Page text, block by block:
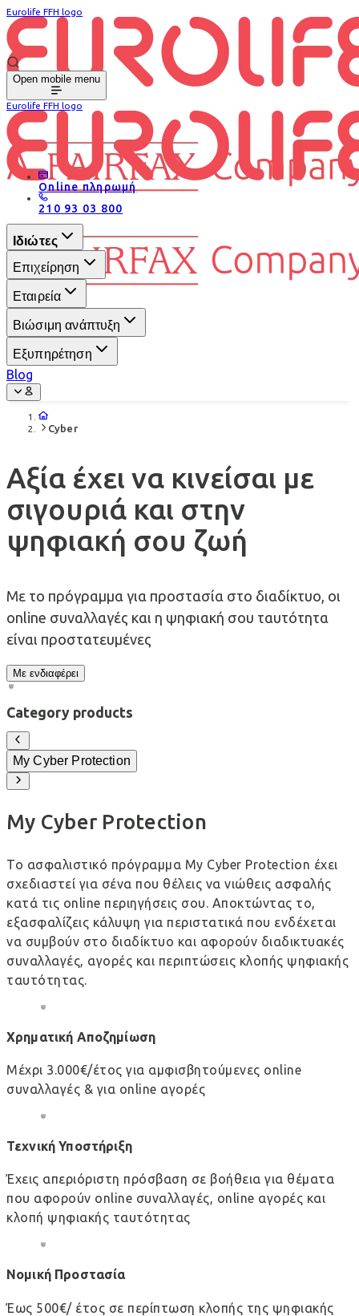
Eurolife FFH logo
Open mobile menu
Eurolife FFH logo
Online πληρωμή
210 93 03 800
Ιδιώτες
Επιχείρηση
Εταιρεία
Βιώσιμη ανάπτυξη
Εξυπηρέτηση
Blog
Cyber
Αξία έχει να κινείσαι με
σιγουριά και στην
ψηφιακή σου ζωή
Με το πρόγραμμα για προστασία στο διαδίκτυο, οι
online συναλλαγές και η ψηφιακή σου ταυτότητα
είναι προστατευμένες
Με ενδιαφέρει
Category products
My Cyber Protection
My Cyber Protection
Το ασφαλιστικό πρόγραμμα My Cyber Protection έχει
σχεδιαστεί για σένα που θέλεις να νιώθεις ασφαλής
κατά τις online περιηγήσεις σου. Αποκτώντας το,
εξασφαλίζεις κάλυψη για περιστατικά που ενδέχεται
να συμβούν στο διαδίκτυο και αφορούν διαδικτυακές
συναλλαγές, αγορές και περιπτώσεις κλοπής ψηφιακής
ταυτότητας.
Χρηματική Αποζημίωση
Μέχρι 3.000€/έτος για αμφισβητούμενες online
συναλλαγές & για online αγορές
Τεχνική Υποστήριξη
Έχεις απεριόριστη πρόσβαση σε βοήθεια για θέματα
που αφορούν online συναλλαγές, online αγορές και
κλοπή ψηφιακής ταυτότητας
Νομική Προστασία
Έως 500€/ έτος σε περίπτωση κλοπής της ψηφιακής